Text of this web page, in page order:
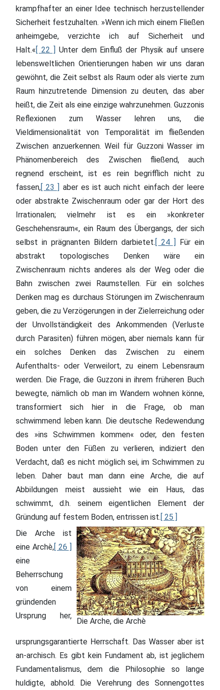
krampfhafter an einer Idee technisch herzustellender
Sicherheit festzuhalten. »Wenn ich mich einem Fließen
anheimgebe, verzichte ich auf Sicherheit und
Halt.«[ 22 ] Unter dem Einfluß der Physik auf unsere
lebensweltlichen Orientierungen haben wir uns daran
gewöhnt, die Zeit selbst als Raum oder als vierte zum
Raum hinzutretende Dimension zu deuten, das aber
heißt, die Zeit als eine einzige wahrzunehmen. Guzzonis
Reflexionen zum Wasser lehren uns, die
Vieldimensionalität von Temporalität im fließenden
Zwischen anzuerkennen. Weil für Guzzoni Wasser im
Phänomenbereich des Zwischen fließend, auch
regnend erscheint, ist es rein begrifflich nicht zu
fassen,[ 23 ] aber es ist auch nicht einfach der leere
oder abstrakte Zwischenraum oder gar der Hort des
Irrationalen; vielmehr ist es ein »konkreter
Geschehensraum«, ein Raum des Übergangs, der sich
selbst in prägnanten Bildern darbietet.[ 24 ] Für ein
abstrakt topologisches Denken wäre ein
Zwischenraum nichts anderes als der Weg oder die
Bahn zwischen zwei Raumstellen. Für ein solches
Denken mag es durchaus Störungen im Zwischenraum
geben, die zu Verzögerungen in der Zielerreichung oder
der Unvollständigkeit des Ankommenden (Verluste
durch Parasiten) führen mögen, aber niemals kann für
ein solches Denken das Zwischen zu einem
Aufenthalts- oder Verweilort, zu einem Lebensraum
werden. Die Frage, die Guzzoni in ihrem früheren Buch
bewegte, nämlich ob man im Wandern wohnen könne,
transformiert sich hier in die Frage, ob man
schwimmend leben kann. Die deutsche Redewendung
des »ins Schwimmen kommen« oder, den festen
Boden unter den Füßen zu verlieren, indiziert den
Verdacht, daß es nicht möglich sei, im Schwimmen zu
leben. Daher baut man dann eine Arche, die auf
Abbildungen meist aussieht wie ein Haus, das
schwimmt, d.h. seinem eigentlichen Element der
Gründung auf festem Boden, entrissen ist.[ 25 ]
Die Arche, die Archè
Die Arche ist
eine Archè,[ 26 ]
eine
Beherrschung
von einem
gründenden
Ursprung her,
ursprungsgarantierte Herrschaft. Das Wasser aber ist
an-archisch. Es gibt kein Fundament ab, ist jeglichem
Fundamentalismus, dem die Philosophie so lange
huldigte, abhold. Die Verehrung des Sonnengottes